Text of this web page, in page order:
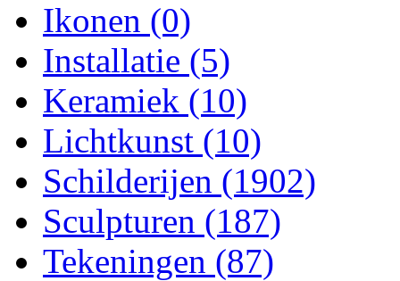
Ikonen (0)
Installatie (5)
Keramiek (10)
Lichtkunst (10)
Schilderijen (1902)
Sculpturen (187)
Tekeningen (87)